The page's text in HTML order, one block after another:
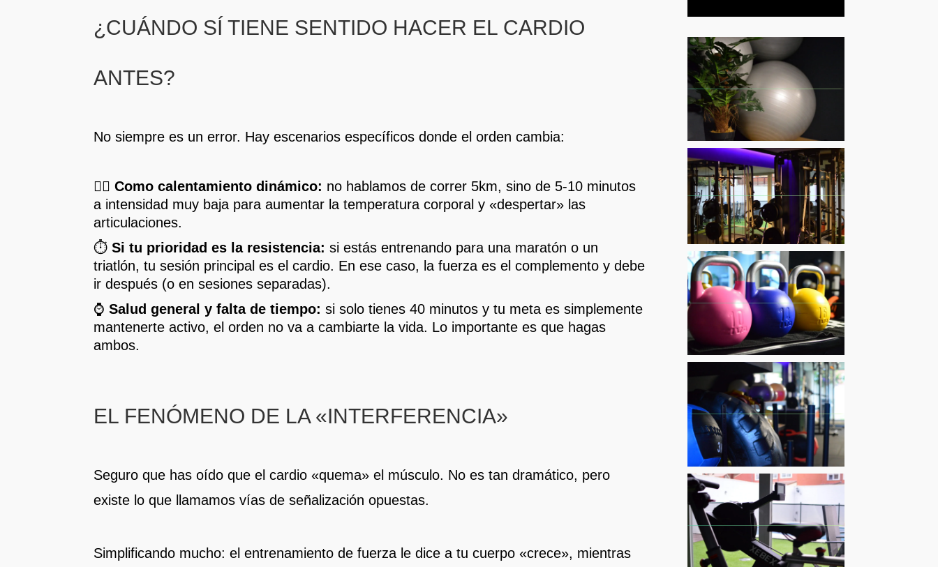
¿CUÁNDO SÍ TIENE SENTIDO HACER EL CARDIO
ANTES?
No siempre es un error. Hay escenarios específicos donde el orden cambia:
🤸‍♂️Como calentamiento dinámico: no hablamos de correr 5km, sino de 5-10 minutos
a intensidad muy baja para aumentar la temperatura corporal y «despertar» las
articulaciones.
⏱️Si tu prioridad es la resistencia: si estás entrenando para una maratón o un
triatlón, tu sesión principal es el cardio. En ese caso, la fuerza es el complemento y debe
ir después (o en sesiones separadas).
⌚Salud general y falta de tiempo: si solo tienes 40 minutos y tu meta es simplemente
mantenerte activo, el orden no va a cambiarte la vida. Lo importante es que hagas
ambos.
EL FENÓMENO DE LA «INTERFERENCIA»
Seguro que has oído que el cardio «quema» el músculo. No es tan dramático, pero
existe lo que llamamos vías de señalización opuestas.
Simplificando mucho: el entrenamiento de fuerza le dice a tu cuerpo «crece», mientras